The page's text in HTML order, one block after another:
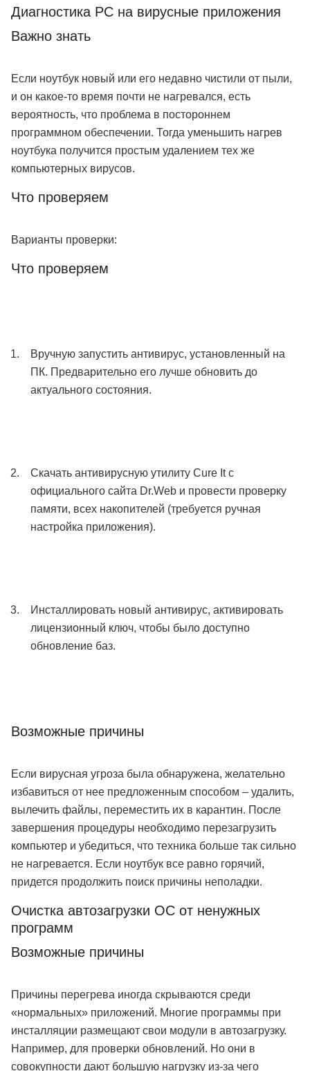
Диагностика PC на вирусные приложения
Важно знать
Если ноутбук новый или его недавно чистили от пыли,
и он какое-то время почти не нагревался, есть
вероятность, что проблема в постороннем
программном обеспечении. Тогда уменьшить нагрев
ноутбука получится простым удалением тех же
компьютерных вирусов.
Что проверяем
Варианты проверки:
Что проверяем
Вручную запустить антивирус, установленный на
ПК. Предварительно его лучше обновить до
актуального состояния.
Скачать антивирусную утилиту Cure It с
официального сайта Dr.Web и провести проверку
памяти, всех накопителей (требуется ручная
настройка приложения).
Инсталлировать новый антивирус, активировать
лицензионный ключ, чтобы было доступно
обновление баз.
Возможные причины
Если вирусная угроза была обнаружена, желательно
избавиться от нее предложенным способом – удалить,
вылечить файлы, переместить их в карантин. После
завершения процедуры необходимо перезагрузить
компьютер и убедиться, что техника больше так сильно
не нагревается. Если ноутбук все равно горячий,
придется продолжить поиск причины неполадки.
Очистка автозагрузки ОС от ненужных
программ
Возможные причины
Причины перегрева иногда скрываются среди
«нормальных» приложений. Многие программы при
инсталляции размещают свои модули в автозагрузку.
Например, для проверки обновлений. Но они в
совокупности дают большую нагрузку из-за чего